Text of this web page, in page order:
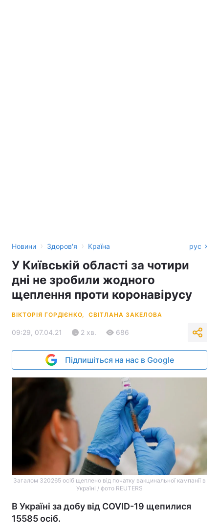
Новини › Здоров'я › Країна рус
У Київській області за чотири
дні не зробили жодного
щеплення проти коронавірусу
ВІКТОРІЯ ГОРДІЄНКО, СВІТЛАНА ЗАКЕЛОВА
09:29, 07.04.21 2 хв. 686
Підпишіться на нас в Google
Загалом 320265 осіб щеплено від початку вакцинальної кампанії в
Україні / фото REUTERS
В Україні за добу від COVID-19 щепилися
15585 осіб.